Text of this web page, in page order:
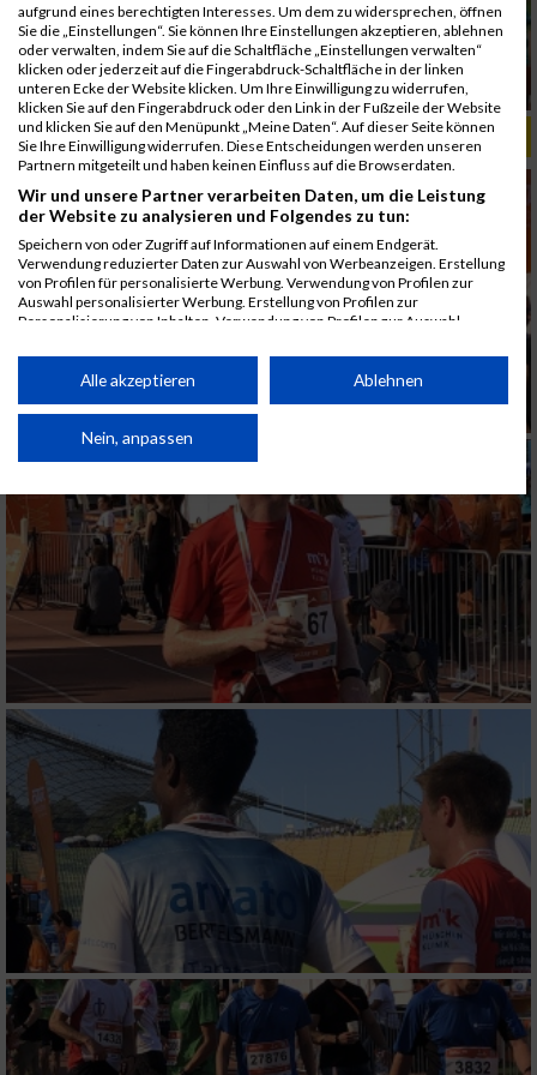
ALBUM B2RUN MÜNCHEN, B2RUN / 16.07.2019
aufgrund eines berechtigten Interesses. Um dem zu widersprechen, öffnen
Sie die „Einstellungen“. Sie können Ihre Einstellungen akzeptieren, ablehnen
oder verwalten, indem Sie auf die Schaltfläche „Einstellungen verwalten“
klicken oder jederzeit auf die Fingerabdruck-Schaltfläche in der linken
unteren Ecke der Website klicken. Um Ihre Einwilligung zu widerrufen,
klicken Sie auf den Fingerabdruck oder den Link in der Fußzeile der Website
und klicken Sie auf den Menüpunkt „Meine Daten“. Auf dieser Seite können
Sie Ihre Einwilligung widerrufen. Diese Entscheidungen werden unseren
Partnern mitgeteilt und haben keinen Einfluss auf die Browserdaten.
Wir und unsere Partner verarbeiten Daten, um die Leistung
der Website zu analysieren und Folgendes zu tun:
Speichern von oder Zugriff auf Informationen auf einem Endgerät.
Verwendung reduzierter Daten zur Auswahl von Werbeanzeigen. Erstellung
von Profilen für personalisierte Werbung. Verwendung von Profilen zur
Auswahl personalisierter Werbung. Erstellung von Profilen zur
Personalisierung von Inhalten. Verwendung von Profilen zur Auswahl
Performance von Inhalten. Analyse von Zielgruppen durch Statistiken oder
Kombinationen von Daten aus verschiedenen Quellen. Entwicklung und
von Inhalten.
Daten können außerhalb der Europäischen Union weitergegeben und in die
Website/App.
Partnerliste anzeigen (1 IAB-Anbieter)
Wir nutzen Ihre Daten für folgende Zwecke:
IAB-Verarbeitungszwecke:
Speichern von oder Zugriff auf Informationen
Verwendung reduzierter Daten zur Auswahl
von Werbeanzeigen
Erstellung von Profilen für personalisierte
Verwendung von Profilen zur Auswahl
personalisierter Werbung
Erstellung von Profilen zur Personalisierung
von Inhalten
Verwendung von Profilen zur Auswahl
personalisierter Inhalte
Alle akzeptieren Ablehnen
Nein, anpassen